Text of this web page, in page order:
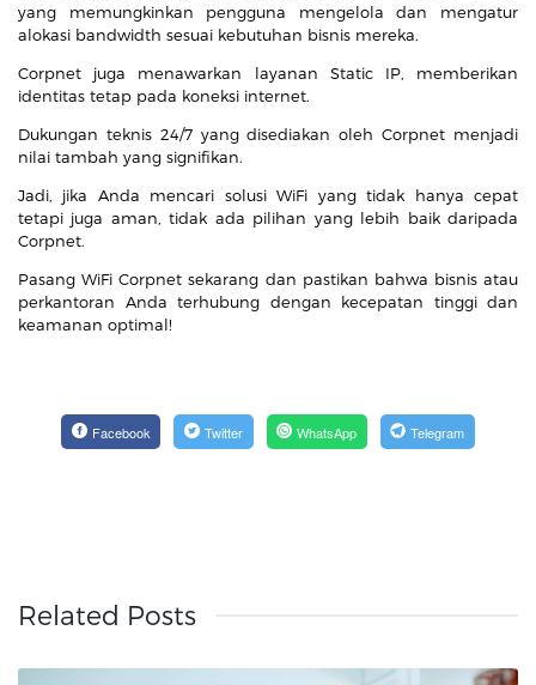
yang memungkinkan pengguna mengelola dan mengatur
alokasi bandwidth sesuai kebutuhan bisnis mereka.
Corpnet juga menawarkan layanan Static IP, memberikan
identitas tetap pada koneksi internet.
Dukungan teknis 24/7 yang disediakan oleh Corpnet menjadi
nilai tambah yang signifikan.
Jadi, jika Anda mencari solusi WiFi yang tidak hanya cepat
tetapi juga aman, tidak ada pilihan yang lebih baik daripada
Corpnet.
Pasang WiFi Corpnet sekarang dan pastikan bahwa bisnis atau
perkantoran Anda terhubung dengan kecepatan tinggi dan
keamanan optimal!
Facebook Twitter WhatsApp Telegram
Related Posts